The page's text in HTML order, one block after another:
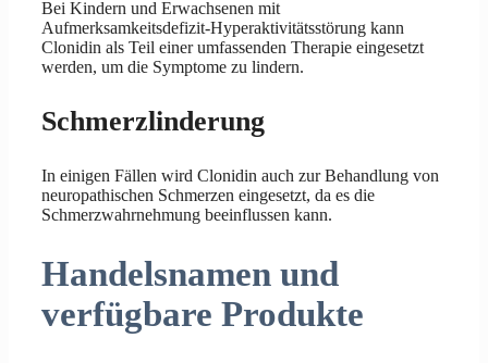
Bei Kindern und Erwachsenen mit
Aufmerksamkeitsdefizit-Hyperaktivitätsstörung kann
Clonidin als Teil einer umfassenden Therapie eingesetzt
werden, um die Symptome zu lindern.
Schmerzlinderung
In einigen Fällen wird Clonidin auch zur Behandlung von
neuropathischen Schmerzen eingesetzt, da es die
Schmerzwahrnehmung beeinflussen kann.
Handelsnamen und
verfügbare Produkte